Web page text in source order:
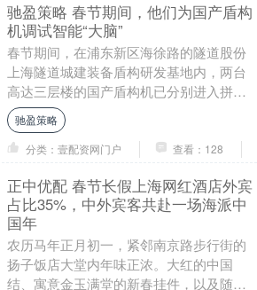
驰盈策略 春节期间，他们为国产盾构
机调试智能“大脑”
春节期间，在浦东新区海徐路的隧道股份
上海隧道城建装备盾构研发基地内，两台
高达三层楼的国产盾构机已分别进入拼
装、调试阶段，为后续穿越复杂地层做好
万全准备。 调试智....
驰盈策略
分类：壹配资网门户
查看：128
正中优配 春节长假上海网红酒店外宾
占比35%，中外宾客共赴一场海派中
国年
农历马年正月初一，紧邻南京路步行街的
扬子饭店大堂内年味正浓。大红的中国
结、寓意金玉满堂的新春挂件，以及随处